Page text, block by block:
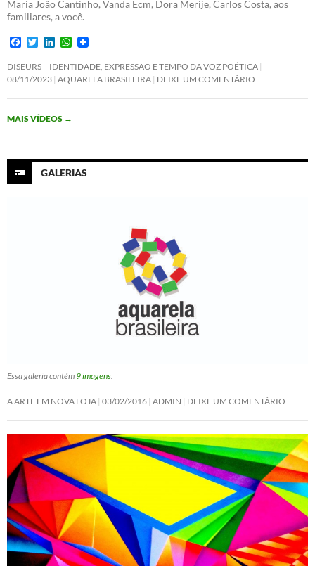
Maria João Cantinho, Vanda Ecm, Dora Merije, Carlos Costa, aos
familiares, a você.
F
c
e
o
k
T
i
t
e
n
k
d
n
W
a
t
A
DISEURS – IDENTIDADE, EXPRESSÃO E TEMPO DA VOZ POÉTICA
08/11/2023 AQUARELA BRASILEIRA DEIXE UM COMENTÁRIO
MAIS VÍDEOS →
GALERIAS
Essa galeria contém 9 imagens.
A ARTE EM NOVA LOJA 03/02/2016 ADMIN DEIXE UM COMENTÁRIO